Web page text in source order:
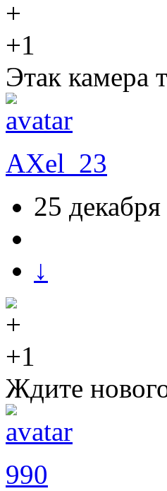
+1
Этак камера
AXel_23
25
↓
+1
Ждите
990